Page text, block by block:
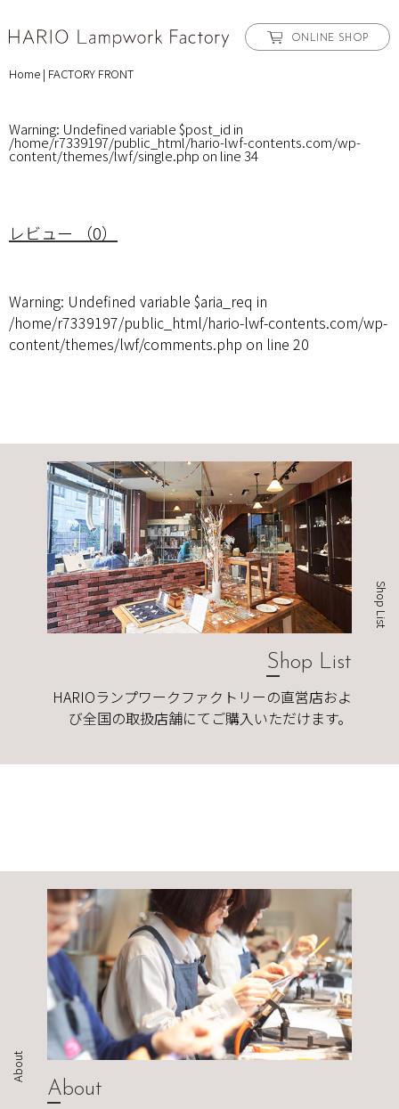
ONLINE SHOP
Home | FACTORY FRONT
Warning: Undefined variable $post_id in
/home/r7339197/public_html/hario-lwf-contents.com/wp-
content/themes/lwf/single.php on line34
レビュー （0）
Warning: Undefined variable $aria_req in
/home/r7339197/public_html/hario-lwf-contents.com/wp-
content/themes/lwf/comments.php on line 20
Shop List
Shop List
HARIOランプワークファクトリーの直営店およ
び全国の取扱店舗にてご購入いただけます。
About
About